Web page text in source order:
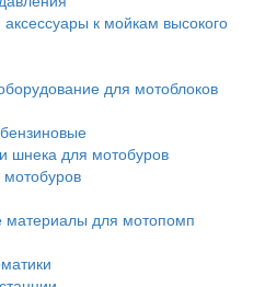
аксессуары к мойкам высокого
для мотоблоков
шнека для мотобуров
материалы для мотопомп